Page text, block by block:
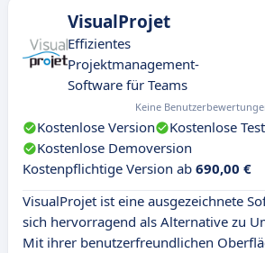
VisualProjet
Effizientes
Projektmanagement-
Software für Teams
Keine
Kostenlose Version
Kostenlose
Kostenlose Demoversion
Kostenpflichtige Version ab 690,00 €
VisualProjet ist eine ausgezeichnete
sich hervorragend als Alternative zu
Mit ihrer benutzerfreundlichen